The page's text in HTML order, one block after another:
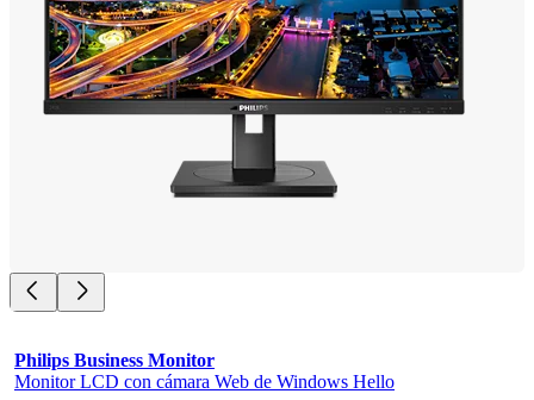
Philips Business Monitor
Monitor LCD con cámara Web de Windows Hello